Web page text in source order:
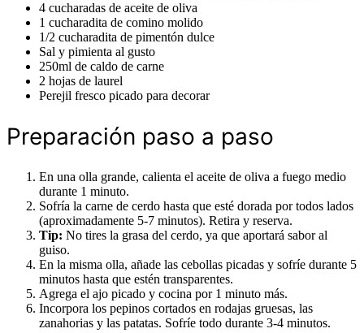
4 cucharadas de aceite de oliva
1 cucharadita de comino molido
1/2 cucharadita de pimentón dulce
Sal y pimienta al gusto
250ml de caldo de carne
2 hojas de laurel
Perejil fresco picado para decorar
Preparación paso a paso
En una olla grande, calienta el aceite de oliva a fuego medio
durante 1 minuto.
Sofría la carne de cerdo hasta que esté dorada por todos lados
(aproximadamente 5-7 minutos). Retira y reserva.
Tip: No tires la grasa del cerdo, ya que aportará sabor al
guiso.
En la misma olla, añade las cebollas picadas y sofríe durante 5
minutos hasta que estén transparentes.
Agrega el ajo picado y cocina por 1 minuto más.
Incorpora los pepinos cortados en rodajas gruesas, las
zanahorias y las patatas. Sofríe todo durante 3-4 minutos.